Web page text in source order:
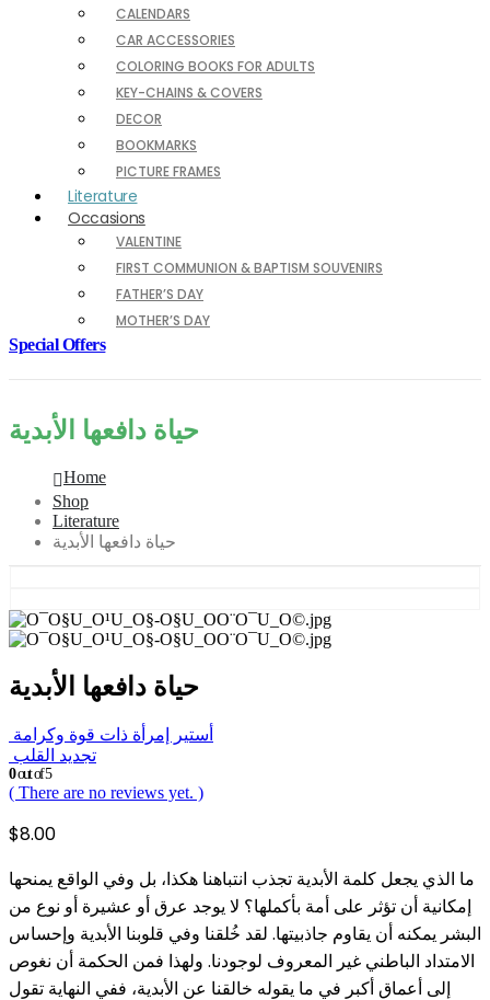
CALENDARS
CAR ACCESSORIES
COLORING BOOKS FOR ADULTS
KEY-CHAINS & COVERS
DECOR
BOOKMARKS
PICTURE FRAMES
Literature
Occasions
VALENTINE
FIRST COMMUNION & BAPTISM SOUVENIRS
FATHER’S DAY
MOTHER’S DAY
Special Offers
حياة دافعها الأبدية
Home
Shop
Literature
حياة دافعها الأبدية
حياة دافعها الأبدية
أستير إمرأة ذات قوة وكرامة
تجديد القلب
0out of 5
( There are no reviews yet. )
$8.00
ما الذي يجعل كلمة الأبدية تجذب انتباهنا هكذا، بل وفي الواقع يمنحها
إمكانية أن تؤثر على أمة بأكملها؟ لا يوجد عرق أو عشيرة أو نوع من
البشر يمكنه أن يقاوم جاذبيتها. لقد خُلقنا وفي قلوبنا الأبدية وإحساس
الامتداد الباطني غير المعروف لوجودنا. ولهذا فمن الحكمة أن نغوص
إلى أعماق أكبر في ما يقوله خالقنا عن الأبدية، ففي النهاية تقول